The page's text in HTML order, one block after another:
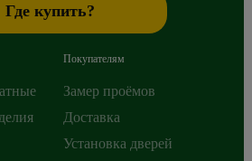
Где купить?
Покупателям
Замер проёмов
Доставка
Установка дверей